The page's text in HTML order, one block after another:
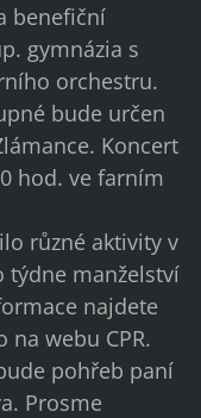
benefiční
gymnázia s
orchestru.
bude určen
Koncert
hod. ve farním
různé aktivity v
týdne manželství
najdete
webu CPR.
pohřeb paní
Prosme